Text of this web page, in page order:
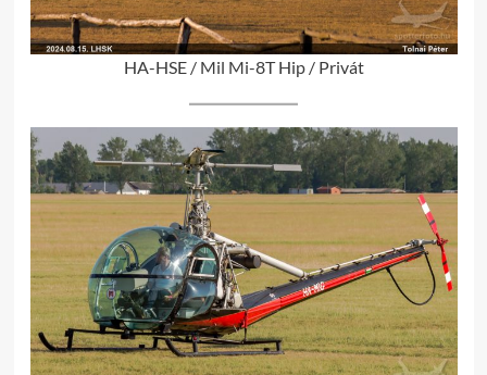
HA-HSE / Mil Mi-8T Hip / Privát